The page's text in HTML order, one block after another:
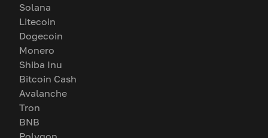
Solana
Litecoin
Dogecoin
Monero
Shiba Inu
Bitcoin Cash
Avalanche
Tron
BNB